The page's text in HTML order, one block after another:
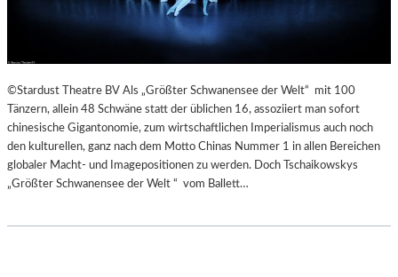
©Stardust Theatre BV Als „Größter Schwanensee der Welt“ mit 100
Tänzern, allein 48 Schwäne statt der üblichen 16, assoziiert man sofort
chinesische Gigantonomie, zum wirtschaftlichen Imperialismus auch noch
den kulturellen, ganz nach dem Motto Chinas Nummer 1 in allen Bereichen
globaler Macht- und Imagepositionen zu werden. Doch Tschaikowskys
„Größter Schwanensee der Welt “ vom Ballett…